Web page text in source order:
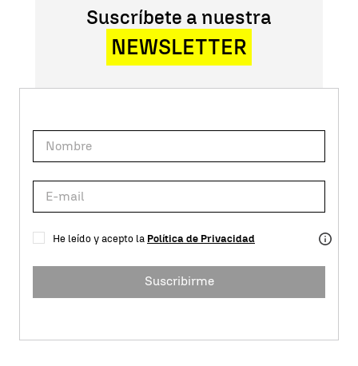
Suscríbete a nuestra
NEWSLETTER
He leído y acepto la Política de Privacidad
Suscribirme